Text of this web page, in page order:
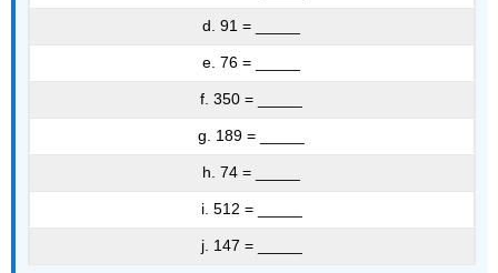
d. 91 = _____
e. 76 = _____
f. 350 = _____
g. 189 = _____
h. 74 = _____
i. 512 = _____
j. 147 = _____